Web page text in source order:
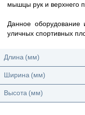
мышцы рук и верхнего
Данное оборудование
уличных спортивных
Длина (мм)
Ширина (мм)
Высота (мм)